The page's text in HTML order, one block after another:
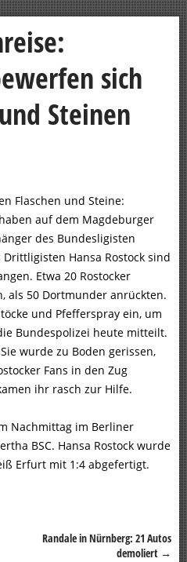
sich
Steinen
Flaschen und Steine:
auf dem Magdeburger
des Bundesligisten
Hansa Rostock sind
Etwa 20 Rostocker
als 50 Dortmunder anrückten.
und Pfefferspray ein, um
Bundespolizei heute mitteilt.
wurde zu Boden gerissen,
Fans in den Zug
ihr rasch zur Hilfe.
Nachmittag im Berliner
BSC. Hansa Rostock wurde
Erfurt mit 1:4 abgefertigt.
Randale in Nürnberg: 21 Autos
demoliert →